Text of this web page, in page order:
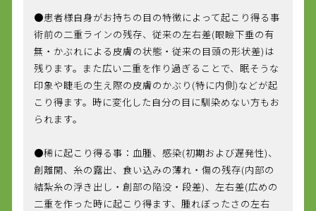
●患者様自身がお持ちの目の特徴によって起こり得る事
術前の二重ラインの残存、従来の左右差(眼瞼下垂の有
無・かぶれによる皮膚の状態・従来の目頭の形状差)は
残ります。また広い二重を作り過ぎることで、眠そうな
印象や睫毛の生え際の皮膚のかぶり(特に内側)などが起
こり得ます。時に変化した自分の目に馴染めない方もお
られます。
●稀に起こり得る事：血腫、感染(初期および遅発性)、
創離開、糸の露出、食い込みの薄れ・傷の残存(内部の
結紮糸の浮き出し・創部の陥没・段差)、左右差(広めの
二重を作った時に起こり得ます、腫れぼったさの左右